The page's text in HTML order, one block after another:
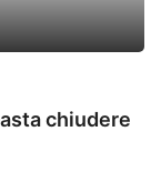
chiudere